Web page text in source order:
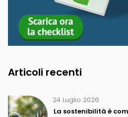
Articoli recenti
La sostenibilità è
24 Luglio 2026